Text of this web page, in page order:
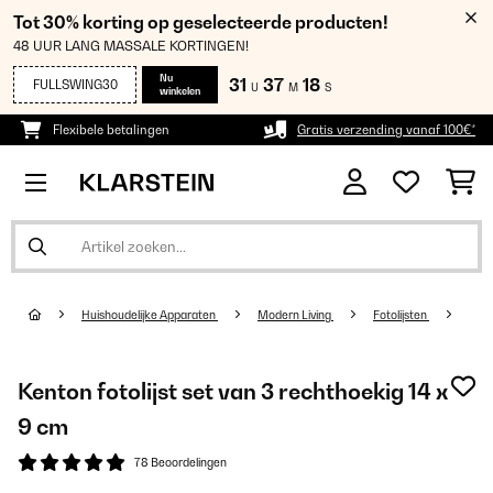
Tot 30% korting op geselecteerde producten!
48 UUR LANG MASSALE KORTINGEN!
FULLSWING30
Nu
winkelen
31 U 37 M 16 S
Flexibele betalingen Gratis verzending vanaf 100€*
Huishoudelijke Apparaten Modern Living Fotolijsten
Kenton fotolijst set van 3 rechthoekig 14 x
9 cm
78 Beoordelingen